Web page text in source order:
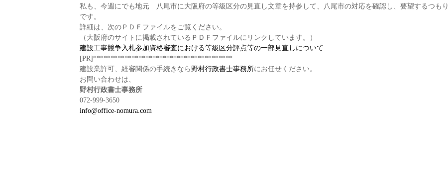
私も、今週にでも地元 八尾市に大阪府の等級区分の見直し文章を持参して、八尾市の対応を確認し、要望するつもり
です。
詳細は、次のＰＤＦファイルをご覧ください。
（大阪府のサイトに掲載されているＰＤＦファイルにリンクしています。）
建設工事競争入札参加資格審査における等級区分評点等の一部見直しについて
[PR]****************************************
建設業許可、経審関係の手続きなら野村行政書士事務所にお任せください。
お問い合わせは、
野村行政書士事務所
072-999-3650
info@office-nomura.com